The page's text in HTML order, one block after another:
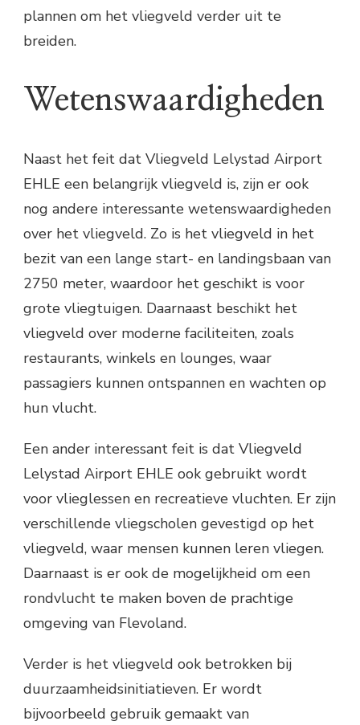
plannen om het vliegveld verder uit te
breiden.
Wetenswaardigheden
Naast het feit dat Vliegveld Lelystad Airport
EHLE een belangrijk vliegveld is, zijn er ook
nog andere interessante wetenswaardigheden
over het vliegveld. Zo is het vliegveld in het
bezit van een lange start- en landingsbaan van
2750 meter, waardoor het geschikt is voor
grote vliegtuigen. Daarnaast beschikt het
vliegveld over moderne faciliteiten, zoals
restaurants, winkels en lounges, waar
passagiers kunnen ontspannen en wachten op
hun vlucht.
Een ander interessant feit is dat Vliegveld
Lelystad Airport EHLE ook gebruikt wordt
voor vlieglessen en recreatieve vluchten. Er zijn
verschillende vliegscholen gevestigd op het
vliegveld, waar mensen kunnen leren vliegen.
Daarnaast is er ook de mogelijkheid om een
rondvlucht te maken boven de prachtige
omgeving van Flevoland.
Verder is het vliegveld ook betrokken bij
duurzaamheidsinitiatieven. Er wordt
bijvoorbeeld gebruik gemaakt van